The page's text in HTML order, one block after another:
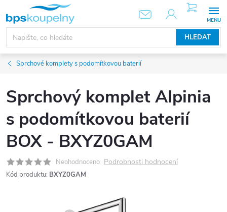
obsah
HLEDAT
NÁKUPNÍ
KOŠÍK
Sprchové komplety s podomítkovou baterií
Sprchový komplet Alpinia
s podomítkovou baterií
BOX - BXYZ0GAM
Neohodnoceno Podrobnosti hodnocení
Kód produktu: BXYZ0GAM